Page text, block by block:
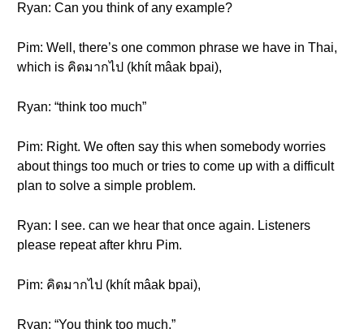
Ryan: Can you think of any example?
Pim: Well, there’s one common phrase we have in Thai,
which is คิดมากไป (khít mâak bpai),
Ryan: “think too much”
Pim: Right. We often say this when somebody worries
about things too much or tries to come up with a difficult
plan to solve a simple problem.
Ryan: I see. can we hear that once again. Listeners
please repeat after khru Pim.
Pim: คิดมากไป (khít mâak bpai),
Ryan: “You think too much.”